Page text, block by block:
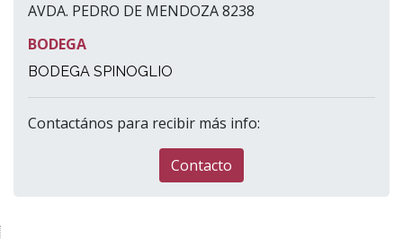
AVDA. PEDRO DE MENDOZA 8238
BODEGA
BODEGA SPINOGLIO
Contactános para recibir más info:
Contacto